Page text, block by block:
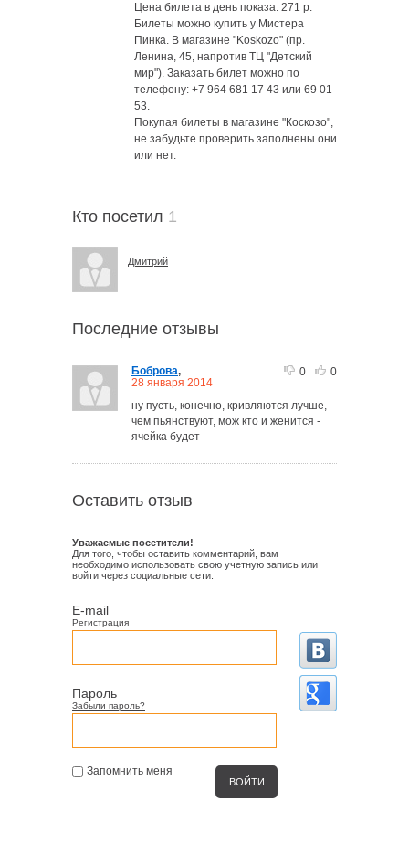
Цена билета в день показа: 271 р.
Билеты можно купить у Мистера
Пинка. В магазине "Koskozo" (пр.
Ленина, 45, напротив ТЦ "Детский
мир"). Заказать билет можно по
телефону: +7 964 681 17 43 или 69 01
53.
Покупая билеты в магазине "Коскозо",
не забудьте проверить заполнены они
или нет.
Кто посетил 1
Дмитрий
Последние отзывы
0 0
Боброва,
28 января 2014
ну пусть, конечно, кривляются лучше,
чем пьянствуют, мож кто и женится -
ячейка будет
Оставить отзыв
Уважаемые посетители!
Для того, чтобы оставить комментарий, вам
необходимо использовать свою учетную запись или
войти через социальные сети.
E-mail
Регистрация
Пароль
Забыли пароль?
Запомнить меня